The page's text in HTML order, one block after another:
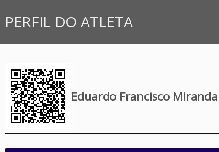
PERFIL DO ATLETA
Eduardo Francisco Miranda